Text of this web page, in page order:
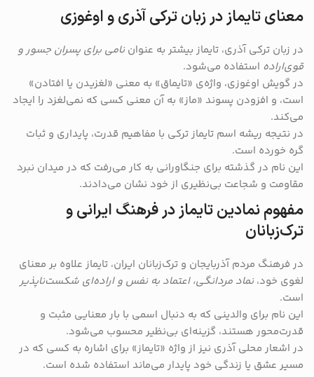
معنای تایماز در زبان ترکی آذری و اوغوزی
در زبان ترکی آذری، تایماز بیشتر به عنوان نامی برای پسران جسور و
قوی‌اراده استفاده می‌شود.
در گویش اوغوزی، واژه‌ی «تایماق» به معنی «لغزیدن یا افتادن»
است، و افزودن پسوند «ماز» به آن معنی کسی که نمی‌لغزد را ایجاد
می‌کند.
در نتیجه ریشه اسم تایماز ترکی با مفاهیم قدرت، پایداری و ثبات
گره خورده است.
این نام در گذشته برای جنگاورانی به کار می‌رفت که در میدان نبرد
مقاومت و شجاعت بی‌نظیری از خود نشان می‌دادند.
مفهوم نمادین تایماز در فرهنگ ایرانی و
ترک‌زبانان
در فرهنگ مردم آذربایجان و ترک‌زبانان ایران، تایماز علاوه بر معنای
لغوی خود، نماد مردانگی، اعتماد به نفس و اراده‌ای شکست‌ناپذیر
است.
این نام برای والدینی که به دنبال اسمی با بار معنایی مثبت و
قدرت‌محور هستند، گزینه‌ای بی‌نظیر محسوب می‌شود.
در اشعار محلی آذری نیز از واژه «تایماز» برای اشاره به کسی که در
مسیر عشق یا زندگی خود پایدار می‌ماند استفاده شده است.